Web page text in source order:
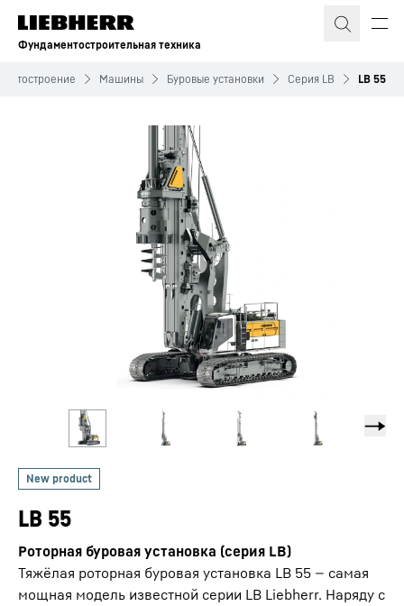
Фундаментостроительная техника
Машины Буровые установки Серия LB LB 55
LB 55
Роторная буровая установка (серия LB)
Тяжёлая роторная буровая установка LB 55 — самая
мощная модель известной серии LB Liebherr. Наряду с